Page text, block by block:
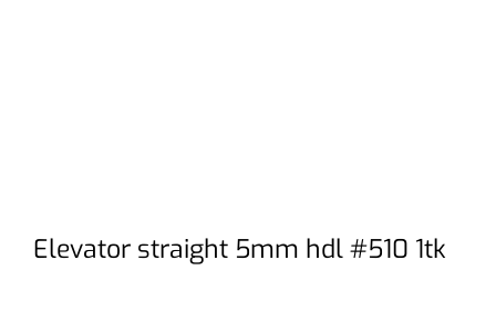
Elevator straight 5mm hdl #510 1tk